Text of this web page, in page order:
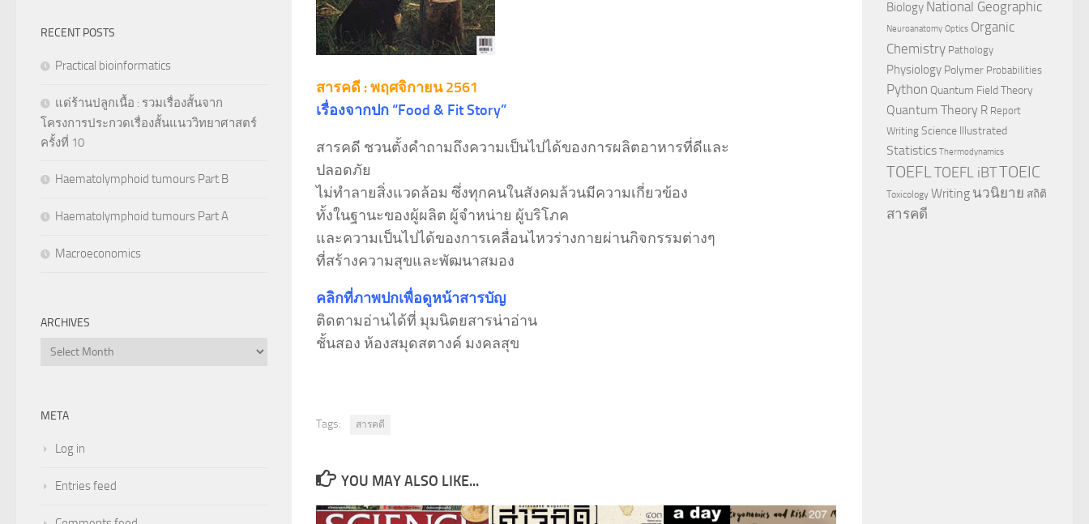
สารคดี : พฤศจิกายน 2561
เรื่องจากปก “Food & Fit Story”
สารคดี ชวนตั้งคำถามถึงความเป็นไปได้ของการผลิตอาหารที่ดีและ
ปลอดภัย
ไม่ทำลายสิ่งแวดล้อม ซึ่งทุกคนในสังคมล้วนมีความเกี่ยวข้อง
ทั้งในฐานะของผู้ผลิต ผู้จำหน่าย ผู้บริโภค
และความเป็นไปได้ของการเคลื่อนไหวร่างกายผ่านกิจกรรมต่างๆ
ที่สร้างความสุขและพัฒนาสมอง
คลิกที่ภาพปกเพื่อดูหน้าสารบัญ
ติดตามอ่านได้ที่ มุมนิตยสารน่าอ่าน
ชั้นสอง ห้องสมุดสตางค์ มงคลสุข
Tags: สารคดี
YOU MAY ALSO LIKE...
RECENT POSTS
Practical bioinformatics
แด่ร้านปลูกเนื้อ : รวมเรื่องสั้นจาก
โครงการประกวดเรื่องสั้นแนววิทยาศาสตร์
ครั้งที่ 10
Haematolymphoid tumours Part B
Haematolymphoid tumours Part A
Macroeconomics
ARCHIVES
Archives
META
Log in
Entries feed
Biology National Geographic
Neuroanatomy Optics Organic
Chemistry Pathology
Physiology Polymer Probabilities
Python Quantum Field Theory
Quantum Theory R Report
Writing Science Illustrated
Statistics Thermodynamics
TOEFL TOEFL iBTTOEIC
Toxicology Writing นวนิยาย สถิติ
สารคดี